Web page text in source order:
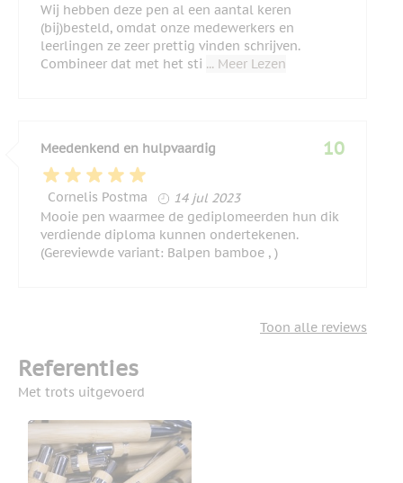
Wij hebben deze pen al een aantal keren
(bij)besteld, omdat onze medewerkers en
leerlingen ze zeer prettig vinden schrijven.
Combineer dat met het sti ... Meer Lezen
Meedenkend en hulpvaardig
Cornelis Postma 14 juli 2023
14 jul 2023
10
Mooie pen waarmee de gediplomeerden hun dik
verdiende diploma kunnen ondertekenen.
(Gereviewde variant: Balpen bamboe , )
Toon alle reviews
Referenties
Met trots uitgevoerd